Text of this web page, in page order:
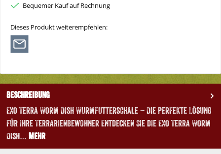
Bequemer Kauf auf Rechnung
Dieses Produkt weiterempfehlen:
Beschreibung
Exo Terra Worm Dish Wurmfutterschale – Die perfekte Lösung
für Ihre Terrarienbewohner Entdecken Sie die Exo Terra Worm
Dish… Mehr